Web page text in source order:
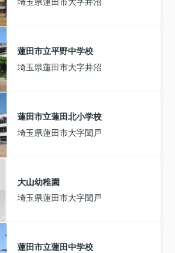
埼玉県蓮田市大字井沼
蓮田市立平野中学校
埼玉県蓮田市大字井沼
蓮田市立蓮田北小学校
埼玉県蓮田市大字閏戸
大山幼稚園
埼玉県蓮田市大字閏戸
蓮田市立蓮田中学校